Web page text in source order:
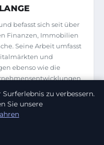
befasst sich seit über
Finanzen, Immobilien
Seine Arbeit umfasst
und
ebenso wie die
mehrere Jahre für die
überregionalen
tätig.
›
zu verbessern.
Sie unsere